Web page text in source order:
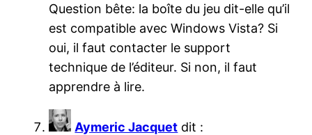
Question bête: la boîte du jeu dit-elle qu’il
est compatible avec Windows Vista? Si
oui, il faut contacter le support
technique de l’éditeur. Si non, il faut
apprendre à lire.
Aymeric Jacquet dit :